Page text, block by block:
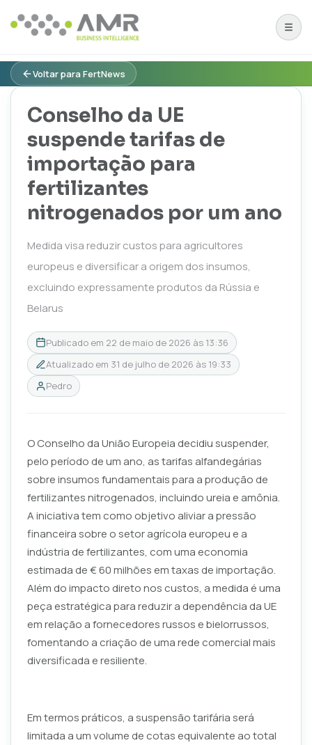
Voltar para FertNews
Conselho da UE
suspende tarifas de
importação para
fertilizantes
nitrogenados por um ano
Medida visa reduzir custos para agricultores
europeus e diversificar a origem dos insumos,
excluindo expressamente produtos da Rússia e
Belarus
Publicado em 22 de maio de 2026 às 13:36
Atualizado em 31 de julho de 2026 às 19:33
Pedro
O Conselho da União Europeia decidiu suspender,
pelo período de um ano, as tarifas alfandegárias
sobre insumos fundamentais para a produção de
fertilizantes nitrogenados, incluindo ureia e amônia.
A iniciativa tem como objetivo aliviar a pressão
financeira sobre o setor agrícola europeu e a
indústria de fertilizantes, com uma economia
estimada de € 60 milhões em taxas de importação.
Além do impacto direto nos custos, a medida é uma
peça estratégica para reduzir a dependência da UE
em relação a fornecedores russos e bielorrussos,
fomentando a criação de uma rede comercial mais
diversificada e resiliente.
Em termos práticos, a suspensão tarifária será
limitada a um volume de cotas equivalente ao total